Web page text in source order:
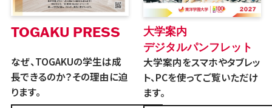
TOGAKU PRESS
なぜ、TOGAKUの学生は成
長できるのか？その理由に迫
ります。
大学案内
デジタルパンフレット
大学案内をスマホやタブレッ
ト、PCを使ってご覧いただけ
ます。